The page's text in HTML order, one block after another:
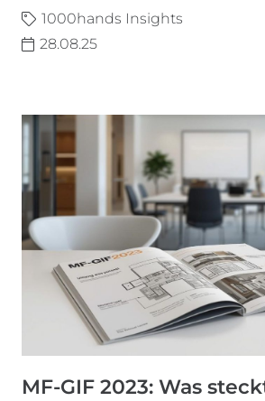
1000hands Insights
28.08.25
MF-GIF 2023: Was